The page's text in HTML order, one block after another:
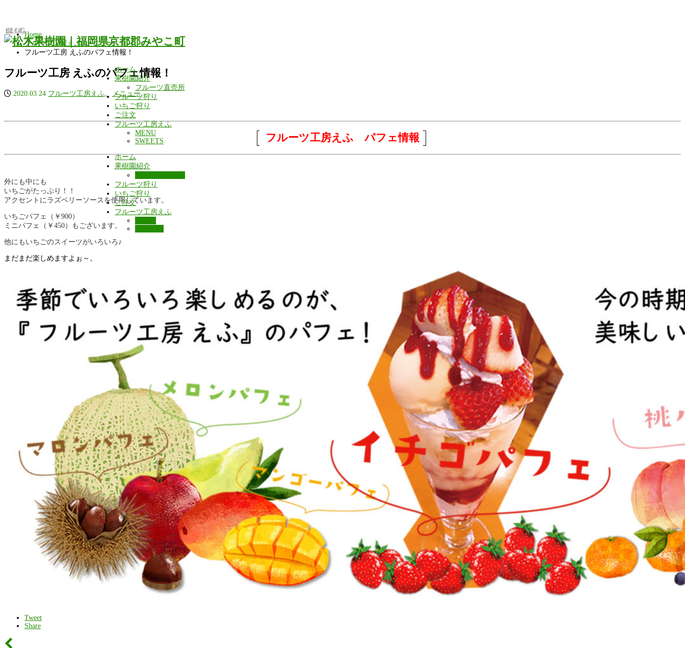
ホーム
果樹園紹介
フルーツ直売所
フルーツ狩り
いちご狩り
ご注文
フルーツ工房えふ
MENU
SWEETS
ホーム
果樹園紹介
フルーツ狩り
いちご狩り
ご注文
フルーツ工房えふ
BLOG
Home
フルーツ工房えふ, メニュー
フルーツ工房 えふのパフェ情報！
フルーツ工房 えふのパフェ情報！
2020.03.24 フルーツ工房えふ メニュー
フルーツ工房えふ パフェ情報
外にも中にも
いちごがたっぷり！！
アクセントにラズベリーソースを使用しています。
いちごパフェ（￥900）
ミニパフェ（￥450）もございます。
他にもいちごのスイーツがいろいろ♪
まだまだ楽しめますよぉ～。
Tweet
Share